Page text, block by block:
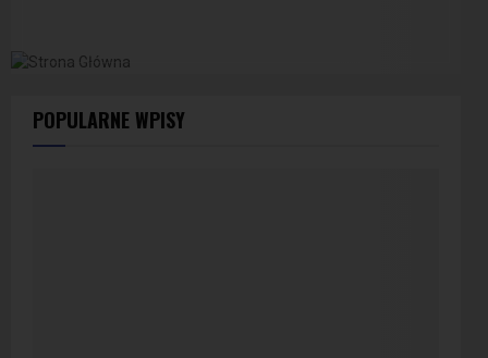
POPULARNE WPISY